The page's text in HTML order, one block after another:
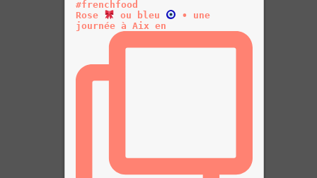
Rose ou bleu
• une
journée à Aix en